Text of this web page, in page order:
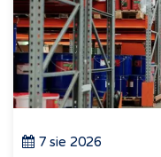
7 sie 2026